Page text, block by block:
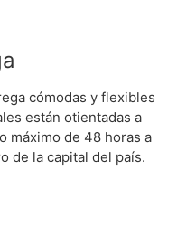
cómodas y flexibles
están otientadas a
máximo de 48 horas a
de la capital del país.